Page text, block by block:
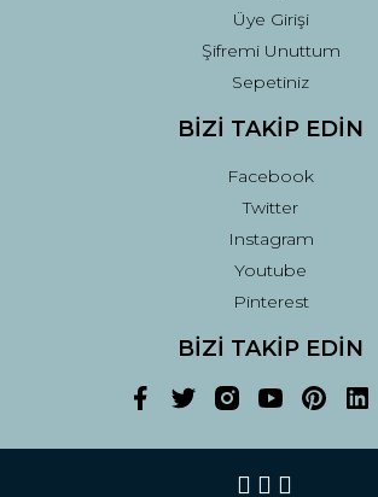
Üye Girişi
Şifremi Unuttum
Sepetiniz
BİZİ TAKİP EDİN
Facebook
Twitter
Instagram
Youtube
Pinterest
BİZİ TAKİP EDİN